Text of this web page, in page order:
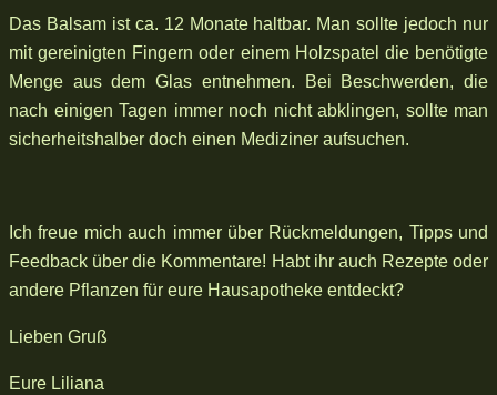
Das Balsam ist ca. 12 Monate haltbar. Man sollte jedoch nur
mit gereinigten Fingern oder einem Holzspatel die benötigte
Menge aus dem Glas entnehmen. Bei Beschwerden, die
nach einigen Tagen immer noch nicht abklingen, sollte man
sicherheitshalber doch einen Mediziner aufsuchen.
Ich freue mich auch immer über Rückmeldungen, Tipps und
Feedback über die Kommentare! Habt ihr auch Rezepte oder
andere Pflanzen für eure Hausapotheke entdeckt?
Lieben Gruß
Eure Liliana